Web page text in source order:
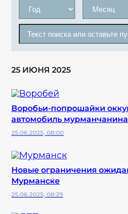
25 ИЮНЯ 2025
Воробьи-попрошайки
автомобиль мурманчанина
25.06.2025, 08:00
Новые ограничения
Мурманске
25.06.2025, 08:29